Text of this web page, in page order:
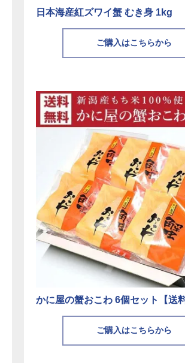
日本海産紅ズワイ蟹 むき身 1kg
ご購入はこちらから
かに屋の蟹おこわ 6個セット【送
ご購入はこちらから